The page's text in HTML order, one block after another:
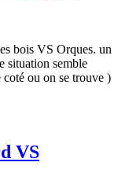
bois VS Orques. un
situation semble
ou on se trouve )
VS